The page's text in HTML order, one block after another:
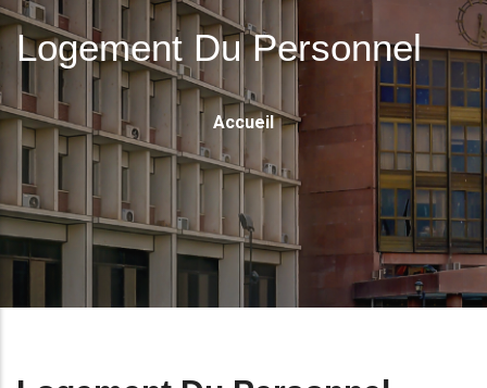
Logement Du Personnel
Fil
D'Ariane
Accueil